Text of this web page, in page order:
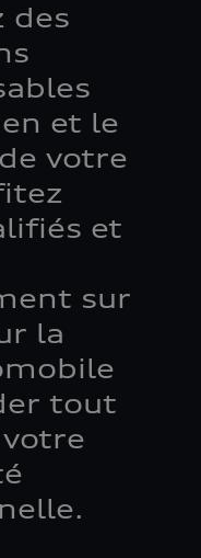
des
et le
votre
et
sur
la
tout